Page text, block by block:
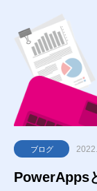
ブログ
PowerApps